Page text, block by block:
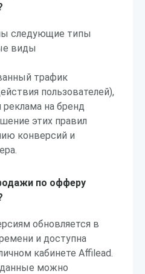
следующие типы
виды
трафик
пользователей),
на бренд
этих правил
конверсий и
по офферу
обновляется в
и доступна
кабинете Affilead.
можно